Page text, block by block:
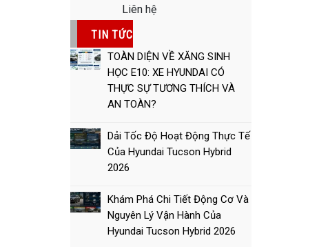
Được xếp
hạng
5.00
5 sao
Liên hệ
TIN TỨC
TOÀN DIỆN VỀ XĂNG SINH
HỌC E10: XE HYUNDAI CÓ
THỰC SỰ TƯƠNG THÍCH VÀ
AN TOÀN?
Dải Tốc Độ Hoạt Động Thực Tế
Của Hyundai Tucson Hybrid
2026
Khám Phá Chi Tiết Động Cơ Và
Nguyên Lý Vận Hành Của
Hyundai Tucson Hybrid 2026